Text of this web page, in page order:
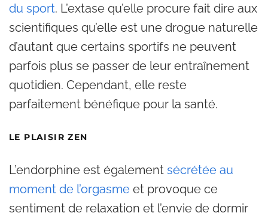
du sport. L’extase qu’elle procure fait dire aux
scientifiques qu’elle est une drogue naturelle
d’autant que certains sportifs ne peuvent
parfois plus se passer de leur entraînement
quotidien. Cependant, elle reste
parfaitement bénéfique pour la santé.
LE PLAISIR ZEN
L’endorphine est également sécrétée au
moment de l’orgasme et provoque ce
sentiment de relaxation et l’envie de dormir